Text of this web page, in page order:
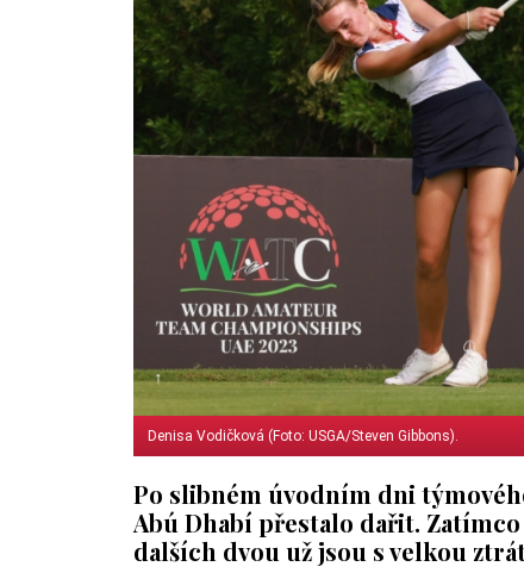
Denisa Vodičková (Foto: USGA/Steven Gibbons).
Po slibném úvodním dni
Abú Dhabí přestalo dařit.
dalších dvou už jsou s velkou